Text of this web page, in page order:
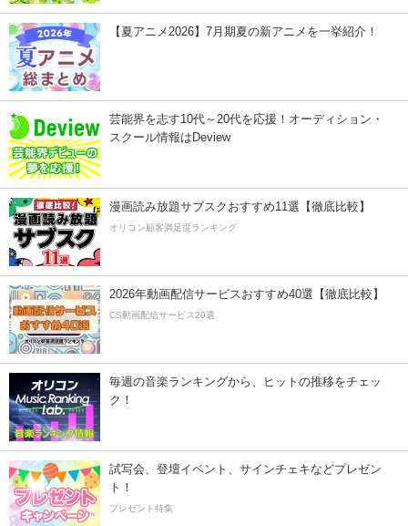
【夏アニメ2026】7月期夏の新アニメを一挙紹介！
芸能界を志す10代～20代を応援！オーディション・
スクール情報はDeview
漫画読み放題サブスクおすすめ11選【徹底比較】
オリコン顧客満足度ランキング
2026年動画配信サービスおすすめ40選【徹底比較】
CS動画配信サービス20選
毎週の音楽ランキングから、ヒットの推移をチェッ
ク！
試写会、登壇イベント、サインチェキなどプレゼン
ト！
プレゼント特集